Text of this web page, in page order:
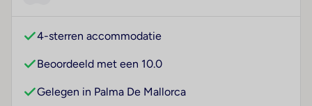
4-sterren accommodatie
Beoordeeld met een 10.0
Gelegen in Palma De Mallorca